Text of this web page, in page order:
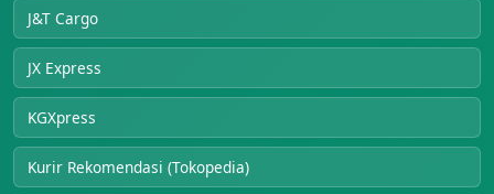
J&T Cargo
JX Express
KGXpress
Kurir Rekomendasi (Tokopedia)